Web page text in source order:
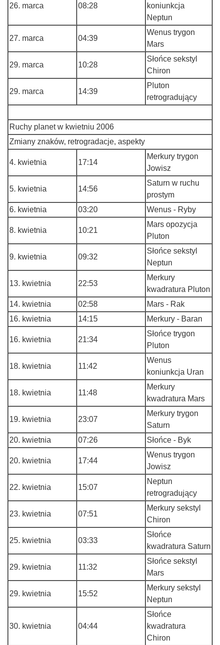
26. marca 08:28
koniunkcja
Neptun
27. marca 04:39
Wenus trygon
Mars
29. marca 10:28
Słońce sekstyl
Chiron
29. marca 14:39
Pluton
retrogradujący
Ruchy planet w kwietniu 2006
Zmiany znaków, retrogradacje, aspekty
4. kwietnia 17:14
Merkury trygon
Jowisz
5. kwietnia 14:56
Saturn w ruchu
prostym
6. kwietnia
03:20 Wenus - Ryby
8. kwietnia 10:21
Mars opozycja
Pluton
9. kwietnia 09:32
Słońce sekstyl
Neptun
13. kwietnia 22:53
Merkury
kwadratura Pluton
14. kwietnia
02:58
Mars - Rak
16. kwietnia
14:15 Merkury - Baran
16. kwietnia 21:34
Słońce trygon
Pluton
18. kwietnia 11:42
Wenus
koniunkcja Uran
18. kwietnia 11:48
Merkury
kwadratura Mars
19. kwietnia 23:07
Merkury trygon
Saturn
20. kwietnia
07:26 Słońce - Byk
20. kwietnia 17:44
Wenus trygon
Jowisz
22. kwietnia 15:07
Neptun
retrogradujący
23. kwietnia 07:51
Merkury sekstyl
Chiron
25. kwietnia 03:33
Słońce
kwadratura Saturn
29. kwietnia 11:32
Słońce sekstyl
Mars
29. kwietnia 15:52
Merkury sekstyl
Neptun
30. kwietnia 04:44
Słońce
kwadratura
Chiron